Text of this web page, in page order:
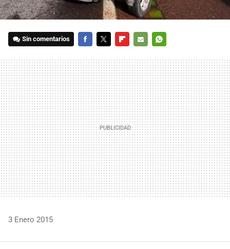
Sin comentarios
MAIL
3 Enero 2015